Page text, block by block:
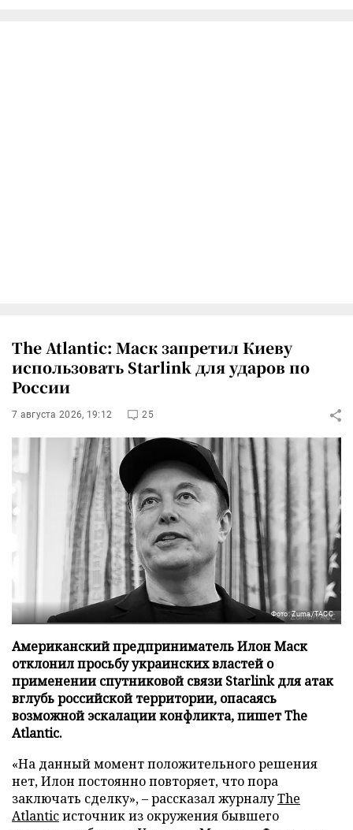
The Atlantic: Маск запретил Киеву
использовать Starlink для ударов по
России
7 августа 2026, 19:12 25
Фото: Zuma/ТАСС
Американский предприниматель Илон Маск
отклонил просьбу украинских властей о
применении спутниковой связи Starlink для атак
вглубь российской территории, опасаясь
возможной эскалации конфликта, пишет The
Atlantic.
«На данный момент положительного решения
нет, Илон постоянно повторяет, что пора
заключать сделку», – рассказал журналуThe
Atlanticисточник из окружения бывшего